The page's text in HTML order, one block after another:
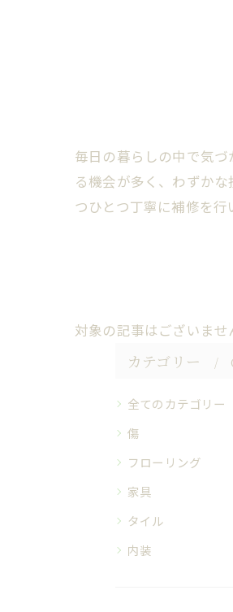
毎日の暮らしの中で気
る機会が多く、わずか
つひとつ丁寧に補修を行
対象の記事はございませ
カテゴリー
全てのカテゴリー
傷
フローリング
家具
タイル
内装